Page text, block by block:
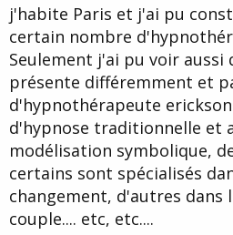
j'habite Paris et j'ai pu
certain nombre
Seulement j'ai pu voir aussi
présente différemment et
d'hypnothérapeute
d'hypnose traditionnelle et
modélisation symbolique, de
certains sont spécialisés
changement, d'autres dans
couple.... etc, etc....